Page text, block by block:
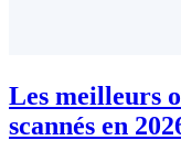
Les meilleurs
scannés en